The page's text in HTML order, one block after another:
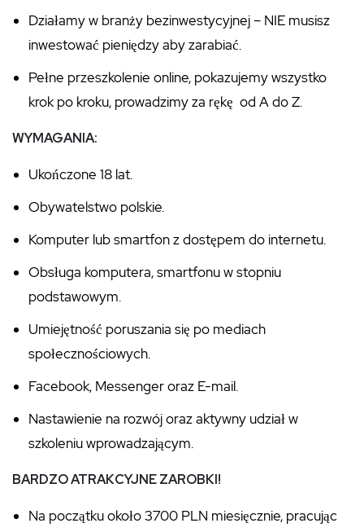
Działamy w branży bezinwestycyjnej – NIE musisz
inwestować pieniędzy aby zarabiać.
Pełne przeszkolenie online, pokazujemy wszystko
krok po kroku, prowadzimy za rękę od A do Z.
WYMAGANIA:
Ukończone 18 lat.
Obywatelstwo polskie.
Komputer lub smartfon z dostępem do internetu.
Obsługa komputera, smartfonu w stopniu
podstawowym.
Umiejętność poruszania się po mediach
społecznościowych.
Facebook, Messenger oraz E-mail.
Nastawienie na rozwój oraz aktywny udział w
szkoleniu wprowadzającym.
BARDZO ATRAKCYJNE ZAROBKI!
Na początku około 3700 PLN miesięcznie, pracując